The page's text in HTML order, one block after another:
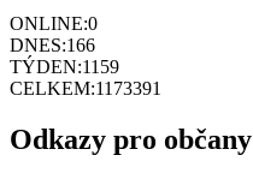
ONLINE:0
DNES:166
TÝDEN:1159
CELKEM:1173391
Odkazy pro občany